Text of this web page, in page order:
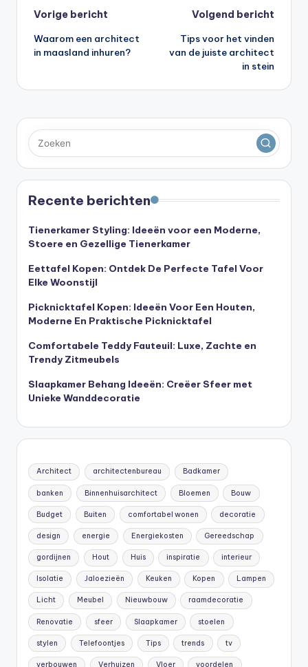
Bericht
navigatie
Vorige bericht
Waarom een architect
in maasland inhuren?
Volgend bericht
Tips voor het vinden
van de juiste architect
in stein
Recente berichten
Tienerkamer Styling: Ideeën voor een Moderne,
Stoere en Gezellige Tienerkamer
Eettafel Kopen: Ontdek De Perfecte Tafel Voor
Elke Woonstijl
Picknicktafel Kopen: Ideeën Voor Een Houten,
Moderne En Praktische Picknicktafel
Comfortabele Teddy Fauteuil: Luxe, Zachte en
Trendy Zitmeubels
Slaapkamer Behang Ideeën: Creëer Sfeer met
Unieke Wanddecoratie
Architect architectenbureau Badkamer
banken Binnenhuisarchitect Bloemen Bouw
Budget Buiten comfortabel wonen decoratie
design energie Energiekosten Gereedschap
gordijnen Hout Huis inspiratie interieur
Isolatie Jaloezieën Keuken Kopen Lampen
Licht Meubel Nieuwbouw raamdecoratie
Renovatie sfeer Slaapkamer stoelen
stylen Telefoontjes Tips trends tv
verbouwen Verhuizen Vloer voordelen